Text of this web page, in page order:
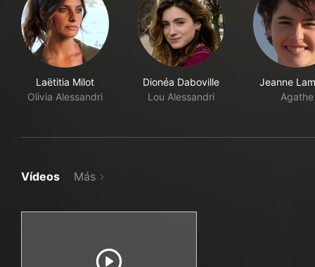
Laëtitia Milot
Olivia Alessandri
Dionéa Daboville
Lou Alessandri
Jeanne
Agathe
Vídeos Más